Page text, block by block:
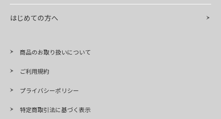
はじめての方へ
商品のお取り扱いについて
ご利用規約
プライバシーポリシー
特定商取引法に基づく表示